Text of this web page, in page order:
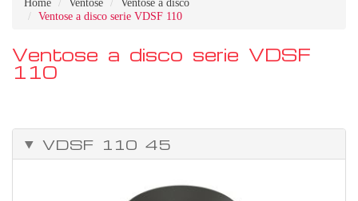
Home Ventose
Ventose a disco
Ventose a disco serie VDSF 110
Ventose a disco serie VDSF
110
VDSF 110 45